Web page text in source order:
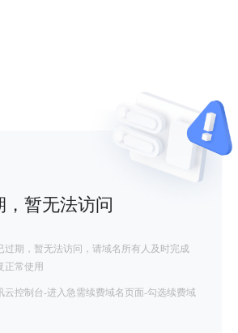
，暂无法访问
过期，暂无法访问，请域名所有人及时完成
正常使用
云控制台-进入急需续费域名页面-勾选续费域